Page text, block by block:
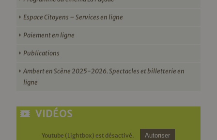
Espace Citoyens – Services en ligne
Paiement en ligne
Publications
Ambert en Scène 2025-2026. Spectacles et billetterie en
ligne
VIDÉOS
Youtube (Lightbox) est désactivé. Autoriser